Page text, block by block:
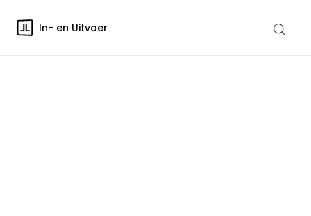
In- en Uitvoer